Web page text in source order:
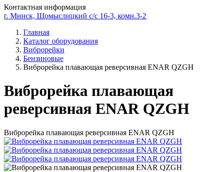
Контактная информация
г. Минск, Щомыслицкий с/с 16-3, комн.3-2
Главная
Каталог оборудования
Виброрейки
Бензиновые
Виброрейка плавающая реверсивная ENAR QZGH
Виброрейка плавающая
реверсивная ENAR QZGH
Виброрейка плавающая реверсивная ENAR QZGH